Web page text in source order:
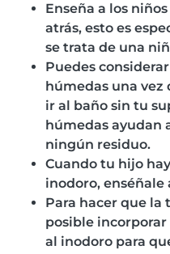
Enseña a los
atrás, esto es
se trata de una
Puedes
húmedas una vez
ir al baño sin tu
húmedas ayudan
ningún residuo.
Cuando tu hijo
inodoro, enséñale
Para hacer que la
posible incorporar
al inodoro para